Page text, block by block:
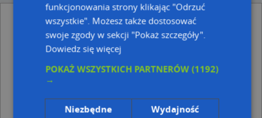
Nadziemny - inne Informacje drogowe w
pobliżu
Nadziemny, Stefana Okrzei, 81-747 Sopot
do 81-850 Sopot
Nadziemny, Grunwaldzka 84a, 81-771 Sopot
Adresy w pobliżu
funkcjonowania strony klikając "Odrzuć
wszystkie". Możesz także dostosować
swoje zgody w sekcji "Pokaż szczegóły".
Dowiedz się więcej
POKAŻ WSZYSTKICH PARTNERÓW(1192)
→
Niezbędne Wydajność